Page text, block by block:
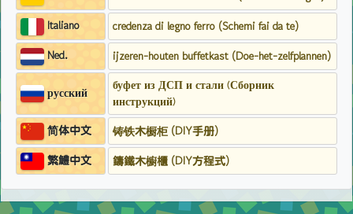
Italiano
credenza di legno ferro (Schemi fai da te)
Ned.
ijzeren-houten buffetkast (Doe-het-zelfplannen)
русский
буфет из ДСП и стали (Сборник
инструкций)
简体中文
铸铁木橱柜 (DIY手册)
繁鱧中文
鑄鐵木櫥櫃 (DIY方程式)